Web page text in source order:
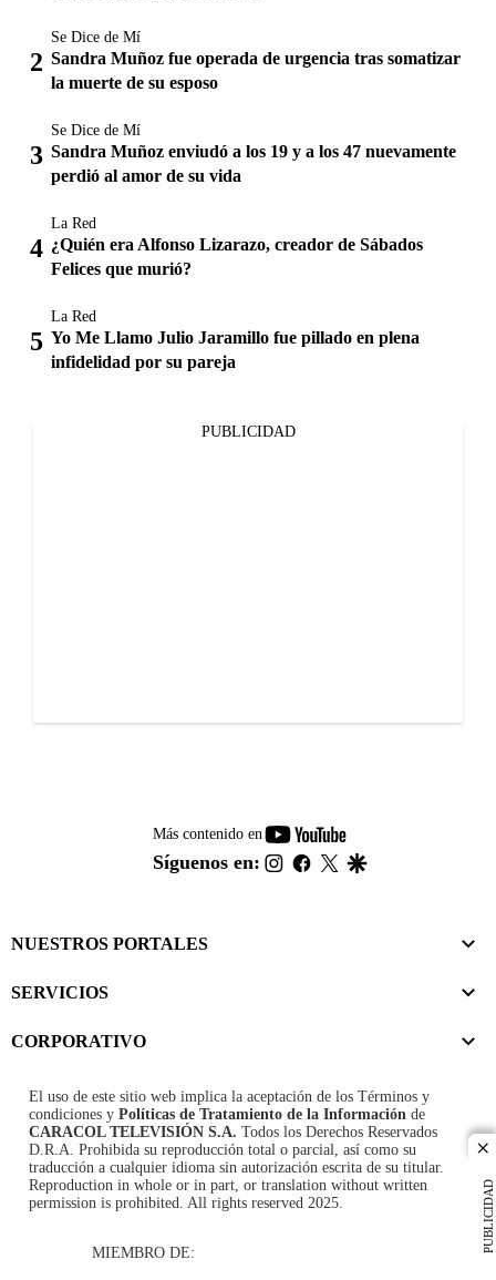
PUBLICIDAD
Se Dice de Mí
Sandra Muñoz fue operada de urgencia tras somatizar
la muerte de su esposo
Se Dice de Mí
Sandra Muñoz enviudó a los 19 y a los 47 nuevamente
perdió al amor de su vida
La Red
¿Quién era Alfonso Lizarazo, creador de Sábados
Felices que murió?
La Red
Yo Me Llamo Julio Jaramillo fue pillado en plena
infidelidad por su pareja
PUBLICIDAD
Más contenido en
youtube-
footer
Síguenos en: instagram
facebook
twitter
NUESTROS PORTALES
SERVICIOS
CORPORATIVO
El uso de este sitio web implica la aceptación de los Términos y
condiciones y Políticas de Tratamiento de la Información de
CARACOL TELEVISIÓN S.A. Todos los Derechos Reservados
D.R.A. Prohibida su reproducción total o parcial, así como su
traducción a cualquier idioma sin autorización escrita de su titular.
Reproduction in whole or in part, or translation without written
permission is prohibited. All rights reserved 2025.
MIEMBRO DE: